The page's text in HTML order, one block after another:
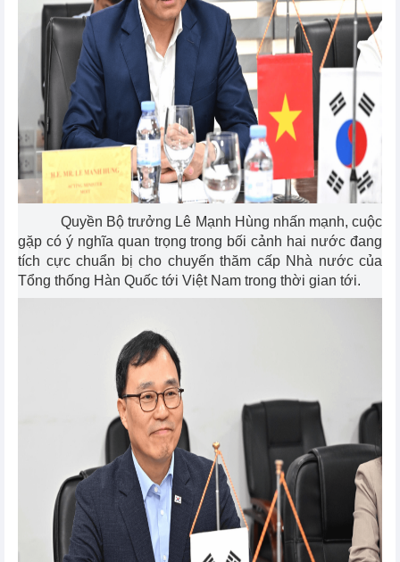
Quyền Bộ trưởng Lê Mạnh Hùng nhấn mạnh, cuộc
gặp có ý nghĩa quan trọng trong bối cảnh hai nước đang
tích cực chuẩn bị cho chuyến thăm cấp Nhà nước của
Tổng thống Hàn Quốc tới Việt Nam trong thời gian tới.